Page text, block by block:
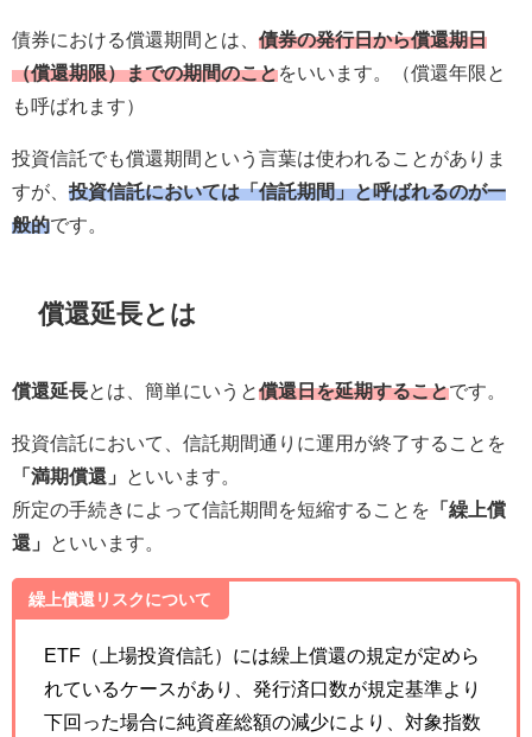
債券における償還期間とは、 債券の発行日から償還期日
（償還期限）までの期間のことをいいます。（償還年限と
も呼ばれます）
投資信託でも償還期間という言葉は使われることがありま
すが、 投資信託においては「信託期間」と呼ばれるのが一
般的です。
償還延長とは
償還延長とは、簡単にいうと償還日を延期することです。
投資信託において、信託期間通りに運用が終了することを
「満期償還」
といいます。
所定の手続きによって信託期間を短縮することを 「繰上償
還」
といいます。
繰上償還リスクについて
ETF（上場投資信託）には繰上償還の規定が定めら
れているケースがあり、発行済口数が規定基準より
下回った場合に純資産総額の減少により、対象指数